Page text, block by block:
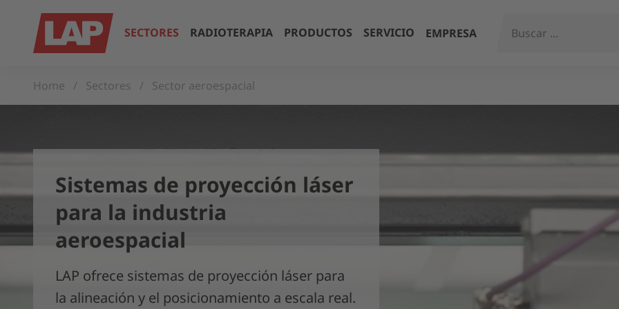
SECTORES RADIOTERAPIA PRODUCTOS SERVICIO EMPRESA
Home Sectores Sector aeroespacial
Sistemas de proyección láser
para la industria
aeroespacial
LAP ofrece sistemas de proyección láser para
la alineación y el posicionamiento a escala real.